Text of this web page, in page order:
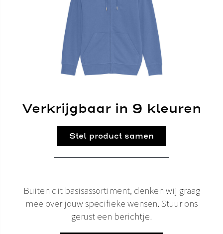
Verkrijgbaar in 9 kleuren
Stel product samen
Buiten dit basisassortiment, denken wij graag
mee over jouw specifieke wensen. Stuur ons
gerust een berichtje.